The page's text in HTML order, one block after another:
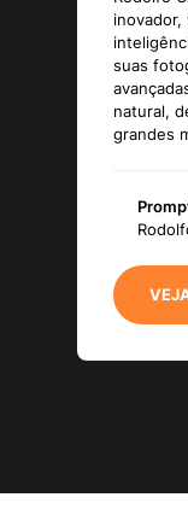
inovador,
suas
natural,
grandes